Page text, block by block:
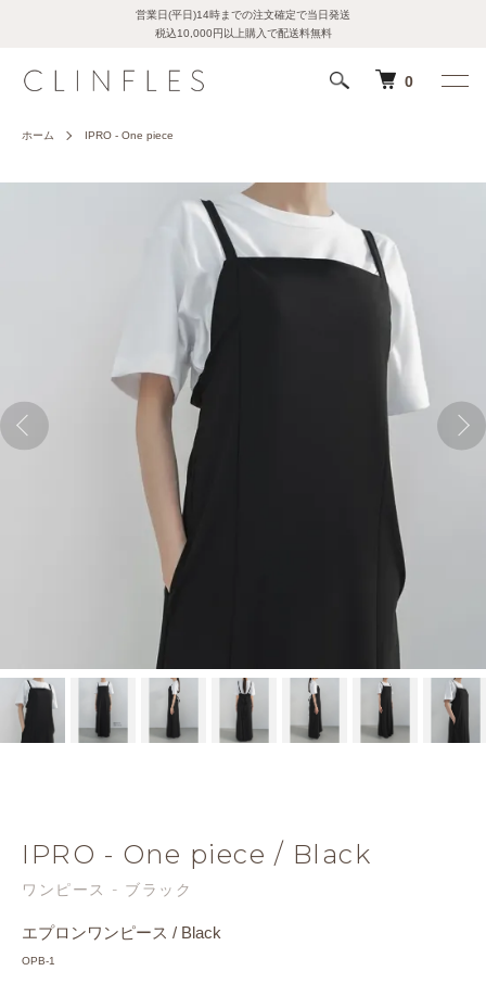
営業日(平日)14時までの注文確定で当日発送
税込10,000円以上購入で配送料無料
0
ホーム IPRO - One piece
IPRO - One piece / Black
ワンピース - ブラック
エプロンワンピース / Black
OPB-1